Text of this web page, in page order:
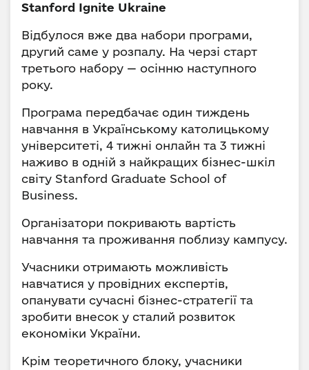
Stanford Ignite Ukraine
Відбулося вже два набори програми,
другий саме у розпалу. На черзі старт
третього набору — осінню наступного
року.
Програма передбачає один тиждень
навчання в Українському католицькому
університеті, 4 тижні онлайн та 3 тижні
наживо в одній з найкращих бізнес-шкіл
світу Stanford Graduate School of
Business.
Організатори покривають вартість
навчання та проживання поблизу кампусу.
Учасники отримають можливість
навчатися у провідних експертів,
опанувати сучасні бізнес-стратегії та
зробити внесок у сталий розвиток
економіки України.
Крім теоретичного блоку, учасники